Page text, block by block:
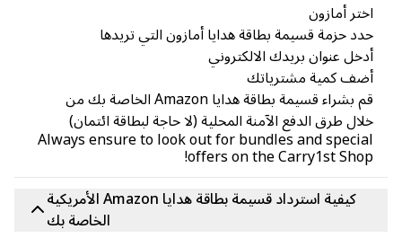
أمازون
حزمة قسيمة بطاقة هدايا أمازون التي تريدها
عنوان بريدك الالكتروني
كمية مشترياتك
قم بشراء قسيمة بطاقة هدايا Amazon الخاصة بك من
طرق الدفع الآمنة المحلية (لا حاجة لبطاقة ائتمان)
Always ensure to look out for bundles and
offers on the Carry1st
كيفية استرداد قسيمة بطاقة هدايا Amazon الأمريكية
الخاصة بك